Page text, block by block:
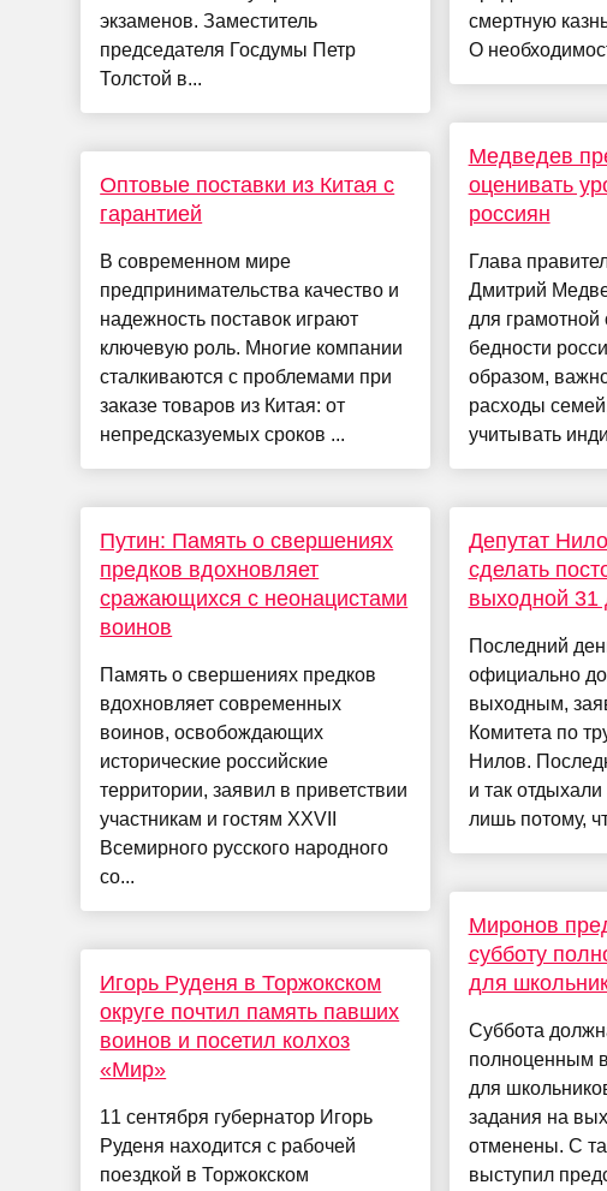
экзаменов. Заместитель
председателя Госдумы Петр
Толстой в...
Оптовые поставки из Китая с
гарантией
В современном мире
предпринимательства качество и
надежность поставок играют
ключевую роль. Многие компании
сталкиваются с проблемами при
заказе товаров из Китая: от
непредсказуемых сроков ...
Путин: Память о свершениях
предков вдохновляет
сражающихся с неонацистами
воинов
Память о свершениях предков
вдохновляет современных
воинов, освобождающих
исторические российские
территории, заявил в приветствии
участникам и гостям XXVII
Всемирного русского народного
со...
Игорь Руденя в Торжокском
округе почтил память павших
воинов и посетил колхоз
«Мир»
11 сентября губернатор Игорь
Руденя находится с рабочей
поездкой в Торжокском
смертную
О
Медведев
оценивать
россиян
Глава
Дмитрий
для грамотной
бедности
образом,
расходы
учитывать
Депутат
сделать
выходной 31
Последний
официально
выходным,
Комитета по
Нилов.
и так
лишь потому,
Миронов
субботу
для
Суббота
полноценным
для
задания на
отменены. С
выступил